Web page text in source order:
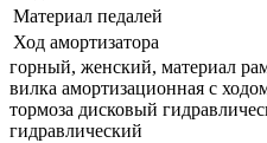
Материал педалей
Ход амортизатора
горный, женский, материал
вилка амортизационная с
тормоза дисковый
гидравлический